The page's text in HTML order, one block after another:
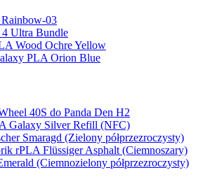
03
4 Ultra Bundle
Wood Ochre Yellow
PLA Orion Blue
40S do Panda Den H2
Galaxy Silver Refill (NFC)
Smaragd (Zielony półprzezroczysty)
rPLA Flüssiger Asphalt (Ciemnoszary)
(Ciemnozielony półprzezroczysty)